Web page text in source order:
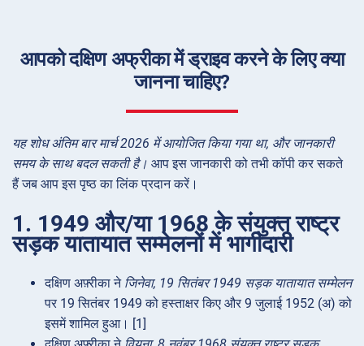
आपको दक्षिण अफ्रीका में ड्राइव करने के लिए क्या
जानना चाहिए?
यह शोध अंतिम बार मार्च 2026 में आयोजित किया गया था, और जानकारी
समय के साथ बदल सकती है। आप इस जानकारी को तभी कॉपी कर सकते
हैं जब आप इस पृष्ठ का लिंक प्रदान करें।
1. 1949 और/या 1968 के संयुक्त राष्ट्र
सड़क यातायात सम्मेलनों में भागीदारी
दक्षिण अफ़्रीका ने जिनेवा, 19 सितंबर 1949 सड़क यातायात सम्मेलन
पर 19 सितंबर 1949 को हस्ताक्षर किए और 9 जुलाई 1952 (अ) को
इसमें शामिल हुआ। [1]